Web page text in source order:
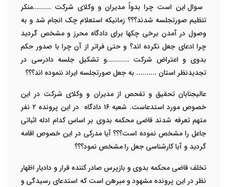
سوال این است چرا بدواً مدیران و وکلای شرکت .........منکر
تنظیم صورتجلسه شدند؟؟؟ زمانیکه استعلام چک انجام شد و به
وصول در آمدن برخی چکها برای دادگاه محرز و مشخص گردید
چرا ادعای جعل نکرده اند؟ و حتی فراتر از آن چرا با صدور حکم
بدوی و اعتراض شرکت ...........و تشکیل جلسه دادرسی در
تجدیدنظر استان .......... به جعل صورتجلسه ایراد ننموده اند؟؟؟
عالیجنابان تحقیق و تفحص از مدیران و وکلای شرکت در این
خصوص مورد استدعاست. شعبه ۱۶ دادگاه در این پرونده ۲ نفر
متهم تعرفه شدند قاضی محکمه بدوی بر اساس کدام ادله اثباتی
جاعل را مشخص نموده است؟؟؟ آیا مدرکی در این خصوص اقامه
گردید و آیا کارشناسی جعل را مشخص نمود؟؟؟
تخلف قاضی محکمه بدوی و بازپرس صادر کننده قرار و دادیار اظهار
نظر در این پرونده مشهود و مبرهن است که استدعای رسیدگی و